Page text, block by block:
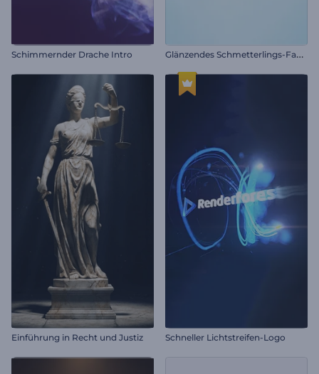
Schimmernder Drache Intro G
länzendes Schmetterlings-Fantasie-Logo
Einführung in Recht und Justiz Schneller Lichtstreifen-Logo